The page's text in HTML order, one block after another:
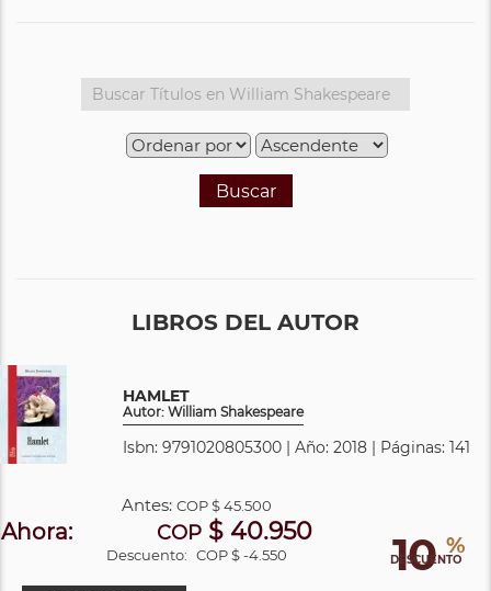
Buscar
LIBROS DEL AUTOR
HAMLET
Autor: William Shakespeare
Isbn: 9791020805300 | Año: 2018 | Páginas: 141
10 %
DESCUENTO
Antes: COP$ 45.500
Ahora: COP $ 40.950
Descuento: COP $ -4.550